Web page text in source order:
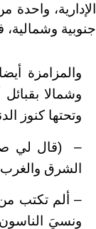
الإدارية، واحدة
جنوبية
والمزامزة
وشمالا
وتحتها كنوز
–
(قال لي
الشرق والغرب
– ألم تكتب
ونسيَ